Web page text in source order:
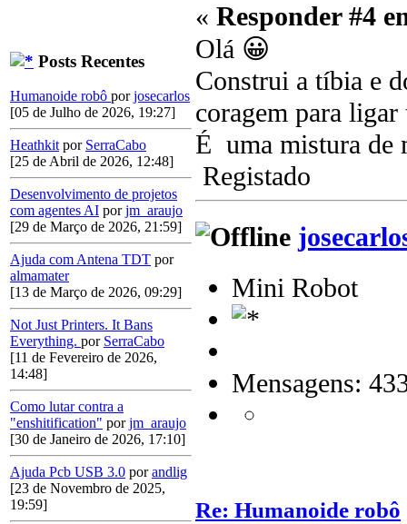
Posts Recentes
Humanoide robô porjosecarlos
[05 de Julho de 2026, 19:27]
Heathkit por SerraCabo
[25 de Abril de 2026, 12:48]
Desenvolvimento de projetos
com agentes AI porjm_araujo
[29 de Março de 2026, 21:59]
Ajuda com Antena TDT por
almamater
[13 de Março de 2026, 09:29]
Not Just Printers. It Bans
Everything. por SerraCabo
[11 de Fevereiro de 2026,
14:48]
Como lutar contra a
"enshitification" porjm_araujo
[30 de Janeiro de 2026, 17:10]
Ajuda Pcb USB 3.0 porandlig
[23 de Novembro de 2025,
19:59]
« Responder #4
Olá 😀
Construi a tíbia e
coragem para ligar
É uma mistura de
Registado
Mini Robot
Mensagens:
Re: Humanoide robô